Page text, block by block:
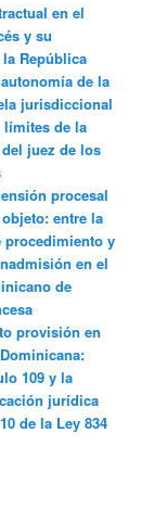
en el
y su
República
de la
jurisdiccional
de la
juez de los
procesal
entre la
procedimiento y
en el
de
provisión en
109 y la
jurídica
de la Ley 834